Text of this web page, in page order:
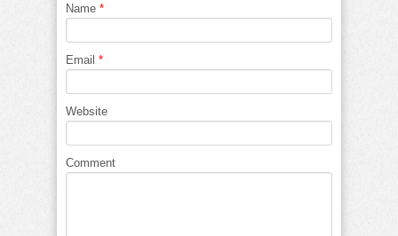
Name *
Email *
Website
Comment